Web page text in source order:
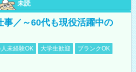
未読
事／～60代も現役活躍中の
未経験OK 大学生歓迎
ブランクOK